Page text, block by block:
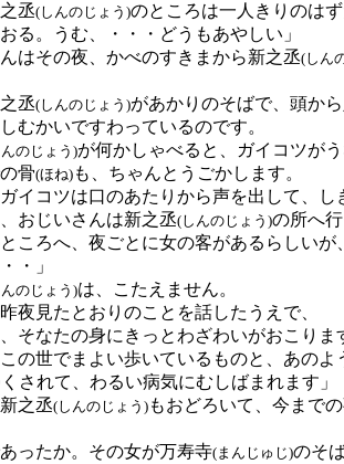
丞(しんのじょう)のところは一人きりのは
る。うむ、・・・どうもあやしい」
はその夜、かべのすきまから新之丞(しん
丞(しんのじょう)があかりのそばで、頭か
むかいですわっているのです。
のじょう)が何かしゃべると、ガイコツがう
骨(ほね)も、ちゃんとうごかします。
イコツは口のあたりから声を出して、し
おじいさんは新之丞(しんのじょう)の所へ行
ところへ、夜ごとに女の客があるらしいが
・」
のじょう)は、こたえません。
夜見たとおりのことを話したうえで、
、そなたの身にきっとわざわいがおこりま
の世でまよい歩いているものと、あの
されて、わるい病気にむしばまれます」
之丞(しんのじょう)もおどろいて、今まで
あったか。その女が万寿寺(まんじゅじ)のそ